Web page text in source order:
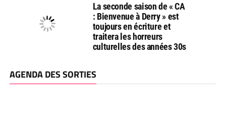
La seconde saison de « CA
: Bienvenue à Derry » est
toujours en écriture et
traitera les horreurs
culturelles des années 30s
AGENDA DES SORTIES